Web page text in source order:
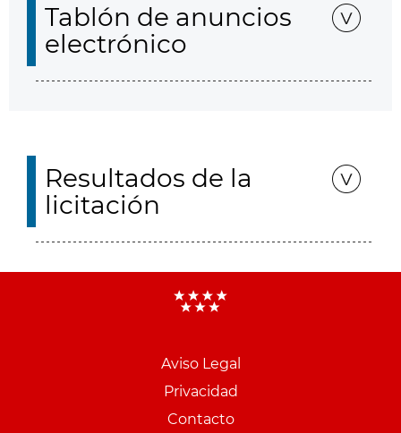
Tablón de anuncios
electrónico
Resultados de la
licitación
Aviso Legal
Privacidad
Contacto